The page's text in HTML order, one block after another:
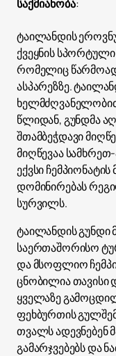
საქმიანობა:
ტაილანდის
ქვეყნის
რომელიც
ასპარეზზე.
წლიდან, გუნდმა
შთამბეჭდავი
მიღწევაა
ექვსი
დომინირებას
სურვილს.
ტაილანდის გუნდი
საერთაშორისო
და მსოფლიო
ცნობილია თავისი
ყველაზე
ფეხბურთის
თვალს ადევნებენ
გამარჯვებებს და